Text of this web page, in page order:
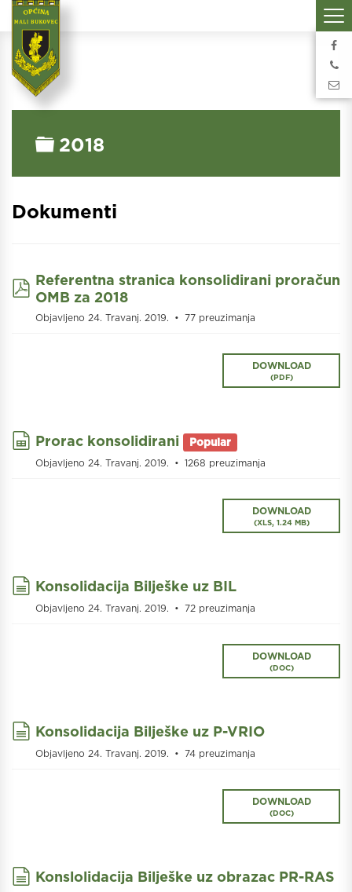
Folder
2018
Dokumenti
pdf
Referentna stranica konsolidirani proračun
OMB za 2018
Objavljeno 24. Travanj. 2019. 77 preuzimanja
DOWNLOAD
(PDF)
spreadsheet
Prorac konsolidirani Popular
Objavljeno 24. Travanj. 2019. 1268 preuzimanja
DOWNLOAD
(XLS, 1.24 MB)
document
Konsolidacija Bilješke uz BIL
Objavljeno 24. Travanj. 2019. 72 preuzimanja
DOWNLOAD
(DOC)
document
Konsolidacija Bilješke uz P-VRIO
Objavljeno 24. Travanj. 2019. 74 preuzimanja
DOWNLOAD
(DOC)
document
Konslolidacija Bilješke uz obrazac PR-RAS